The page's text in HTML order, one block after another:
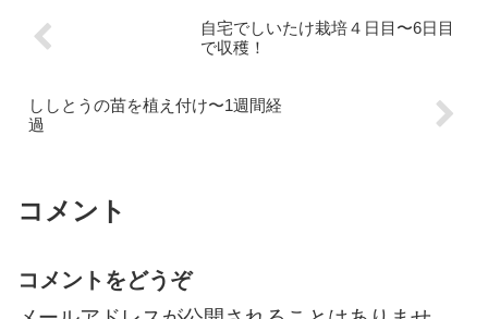
自宅でしいたけ栽培４日目〜6日目
で収穫！
ししとうの苗を植え付け〜1週間経
過
コメント
コメントをどうぞ